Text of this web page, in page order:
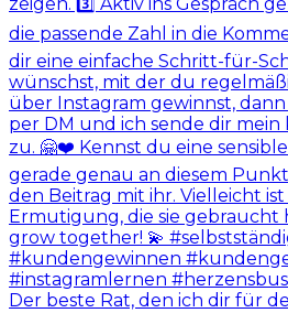
Der beste Rat, den ich dir für